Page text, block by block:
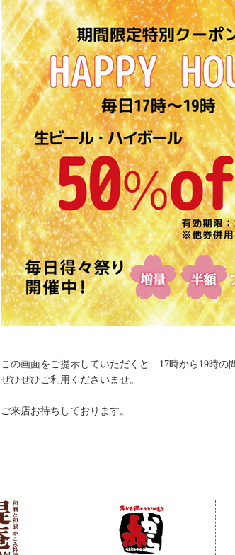
この画面をご提示していただくと 17時から19時の
ぜひぜひご利用くださいませ。
ご来店お待ちしております。